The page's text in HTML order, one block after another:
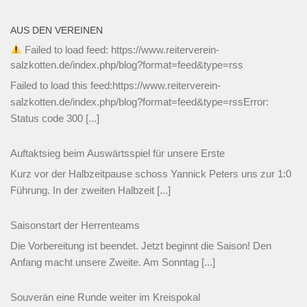
AUS DEN VEREINEN
Failed to load feed: https://www.reiterverein-
salzkotten.de/index.php/blog?format=feed&type=rss
Failed to load this feed:https://www.reiterverein-
salzkotten.de/index.php/blog?format=feed&type=rssError:
Status code 300 [...]
Auftaktsieg beim Auswärtsspiel für unsere Erste
Kurz vor der Halbzeitpause schoss Yannick Peters uns zur 1:0
Führung. In der zweiten Halbzeit [...]
Saisonstart der Herrenteams
Die Vorbereitung ist beendet. Jetzt beginnt die Saison! Den
Anfang macht unsere Zweite. Am Sonntag [...]
Souverän eine Runde weiter im Kreispokal